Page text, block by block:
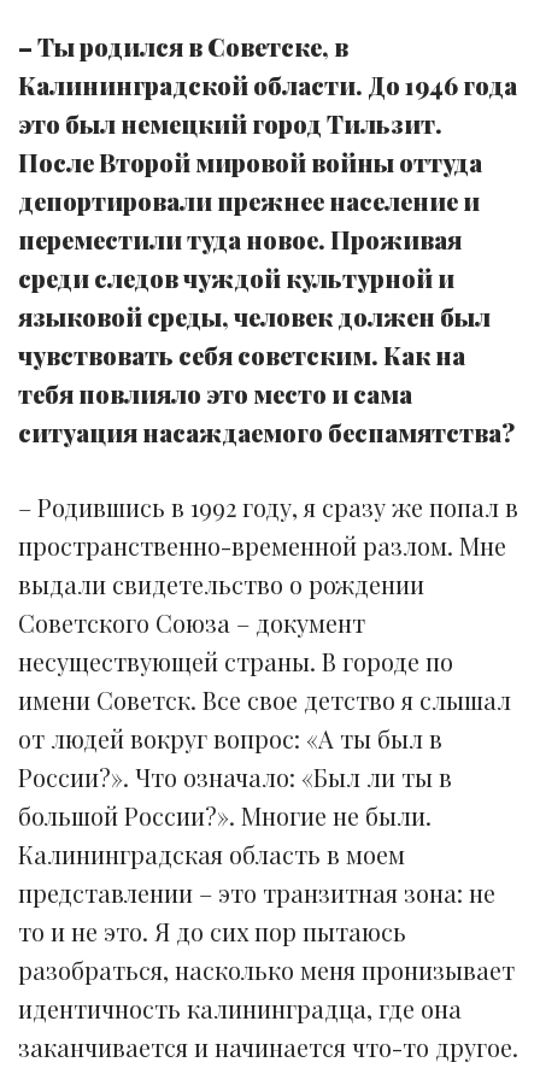
– Ты родился в Советске, в
Калининградской области. До 1946 года
это был немецкий город Тильзит.
После Второй мировой войны оттуда
депортировали прежнее население и
переместили туда новое. Проживая
среди следов чуждой культурной и
языковой среды, человек должен был
чувствовать себя советским. Как на
тебя повлияло это место и сама
ситуация насаждаемого беспамятства?
– Родившись в 1992 году, я сразу же попал в
пространственно-временной разлом. Мне
выдали свидетельство о рождении
Советского Союза – документ
несуществующей страны. В городе по
имени Советск. Все свое детство я слышал
от людей вокруг вопрос: «А ты был в
России?». Что означало: «Был ли ты в
большой России?». Многие не были.
Калининградская область в моем
представлении – это транзитная зона: не
то и не это. Я до сих пор пытаюсь
разобраться, насколько меня пронизывает
идентичность калининградца, где она
заканчивается и начинается что-то другое.